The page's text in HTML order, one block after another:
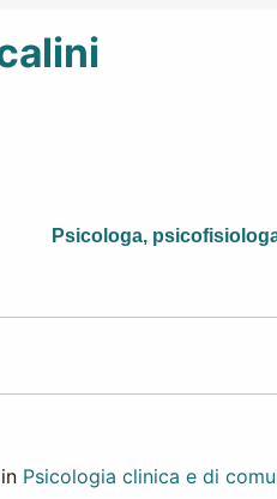
Psicologa,
Psicologia clinica e di